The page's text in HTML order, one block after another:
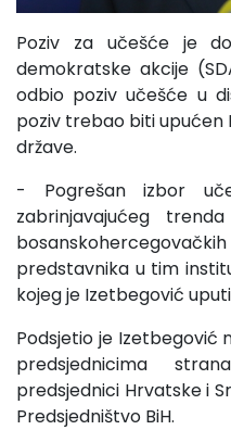
Poziv za učešće je
demokratske akcije
odbio poziv učešće u
poziv trebao biti upućen
države.
- Pogrešan izbor
zabrinjavajućeg
predstavnika u tim
kojeg je Izetbegović
Podsjetio je Izetbegović
predsjednicima
predsjednici Hrvatske i
Predsjedništvo BiH.